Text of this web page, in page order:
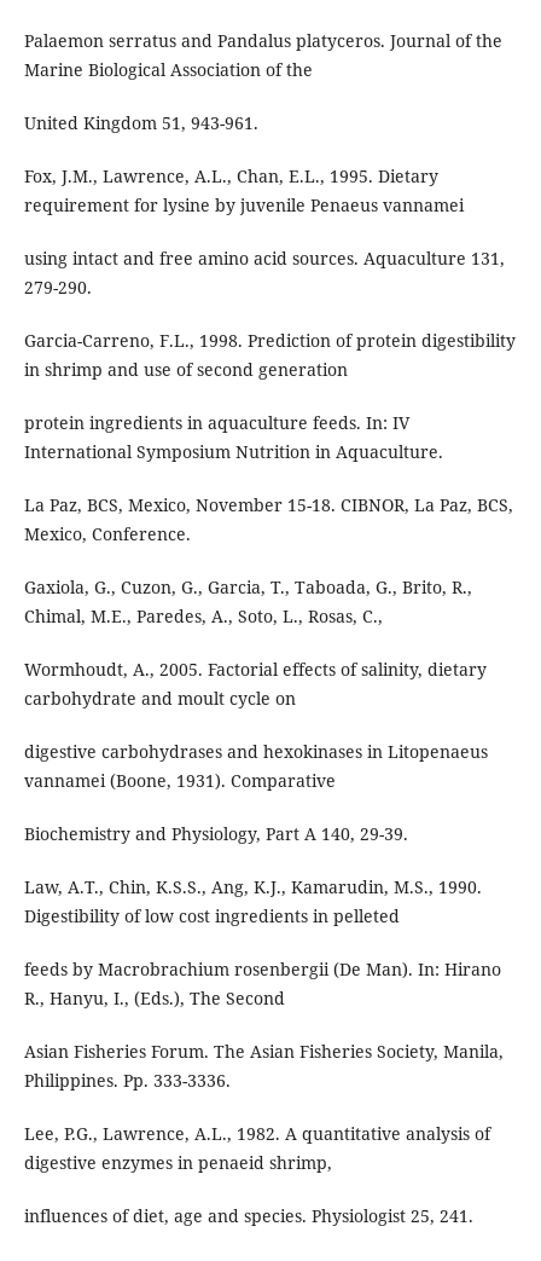
Palaemon serratus and Pandalus platyceros. Journal of the
Marine Biological Association of the
United Kingdom 51, 943-961.
Fox, J.M., Lawrence, A.L., Chan, E.L., 1995. Dietary
requirement for lysine by juvenile Penaeus vannamei
using intact and free amino acid sources. Aquaculture 131,
279-290.
Garcia-Carreno, F.L., 1998. Prediction of protein digestibility
in shrimp and use of second generation
protein ingredients in aquaculture feeds. In: IV
International Symposium Nutrition in Aquaculture.
La Paz, BCS, Mexico, November 15-18. CIBNOR, La Paz, BCS,
Mexico, Conference.
Gaxiola, G., Cuzon, G., Garcia, T., Taboada, G., Brito, R.,
Chimal, M.E., Paredes, A., Soto, L., Rosas, C.,
Wormhoudt, A., 2005. Factorial effects of salinity, dietary
carbohydrate and moult cycle on
digestive carbohydrases and hexokinases in Litopenaeus
vannamei (Boone, 1931). Comparative
Biochemistry and Physiology, Part A 140, 29-39.
Law, A.T., Chin, K.S.S., Ang, K.J., Kamarudin, M.S., 1990.
Digestibility of low cost ingredients in pelleted
feeds by Macrobrachium rosenbergii (De Man). In: Hirano
R., Hanyu, I., (Eds.), The Second
Asian Fisheries Forum. The Asian Fisheries Society, Manila,
Philippines. Pp. 333-3336.
Lee, P.G., Lawrence, A.L., 1982. A quantitative analysis of
digestive enzymes in penaeid shrimp,
influences of diet, age and species. Physiologist 25, 241.